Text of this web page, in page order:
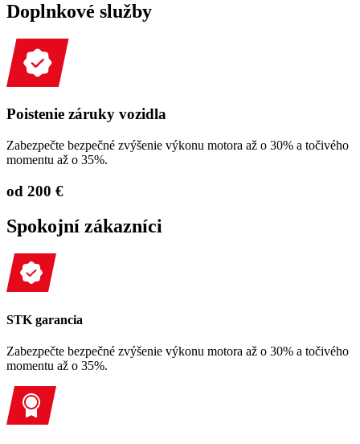
Doplnkové služby
Poistenie záruky vozidla
Zabezpečte bezpečné zvýšenie výkonu motora až o 30% a točivého
momentu až o 35%.
od 200 €
Spokojní zákazníci
STK garancia
Zabezpečte bezpečné zvýšenie výkonu motora až o 30% a točivého
momentu až o 35%.